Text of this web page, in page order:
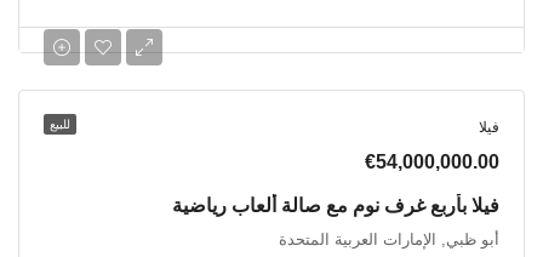
للبيع فيلا
€54,000,000.00
فيلا بأربع غرف نوم مع صالة ألعاب رياضية
أبو ظبي, الإمارات العربية المتحدة